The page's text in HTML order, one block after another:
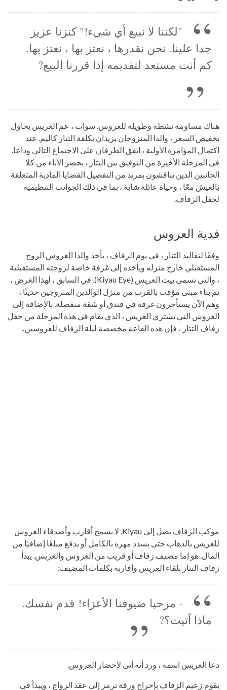
"لكننا لا نبيع أي شيء!" كنزنا عزيز
جدا علينا. نحن نقدرها ، نعتز بها ، نعتز بها.
كم أنت مستعد لتقديمه إذا قررنا البيع?
هناك مساومة نشطة وطويلة للعروس. سوات ، عم العريس يحاول
تخفيض السعر ، والدا المتزوجان يزيدان تكلفة التتار كاليم. عند
اكتمال المؤامرة الأولية ، اتفق الطرفان على الاجتماع التالي وداعا.
في المرحلة الأخيرة من التوفيق بين التتار ، يحضر الآباء من كلا
الجانبين الذين يناقشون بمزيد من التفصيل القضايا المادية المتعلقة
بالعيش معًا ، وحياة عائلة شابة ، بما في ذلك الجوانب التنظيمية
لحفل الزفاف.
فدية العروس
وفقًا لتقاليد التتار ، في يوم الزفاف ، يأخذ والدا العروس الزوج
المستقبلي خارج منزله ويأخذه إلى غرفة خاصة لزوجته المستقبلية
، والتي تسمى بيت العريس (Kiyau Eye). في السابق ، لهذا الغرض ،
تم بناء مبنى مؤقت بالقرب من منزل الوالدين المتزوجين حديثًا ،
وهم الآن يستأجرون غرفة في فندق أو شقة منفصلة. بالإضافة إلى
العروس التي تشتري العريس ، الذي يقام في هذه المرحلة من حفل
زفاف التتار ، فإن هذه القاعة مخصصة ليلة الزفاف للعروسين..
موكب الزفاف يصل إلى Kiyau. لا يسمح أقارب وأصدقاء العروس
للعريس بالذهاب حتى يسدد مهره بالكامل أو يدفع مبلغًا إضافيًا من
المال. هو إما مضيف زفاف أو قريب من العروس والعريس. يبدأ
زفاف التتار بلقاء العريس وأقاربه بكلمات المضيف:
- مرحبا ضيوفنا الأعزاء! قدم نفسك.
ماذا أتيت؟?
دعا العريس اسمه ، ورد أنه أتى لإحضار العروس.
يقوم زعيم الزفاف بإخراج ورقة ترمز إلى عقد الزواج ، ويبدأ في